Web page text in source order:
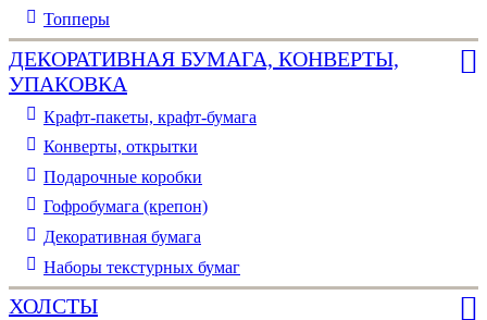
Топперы
ДЕКОРАТИВНАЯ БУМАГА, КОНВЕРТЫ,
УПАКОВКА
Крафт-пакеты, крафт-бумага
Конверты, открытки
Подарочные коробки
Гофробумага (крепон)
Декоративная бумага
Наборы текстурных бумаг
ХОЛСТЫ